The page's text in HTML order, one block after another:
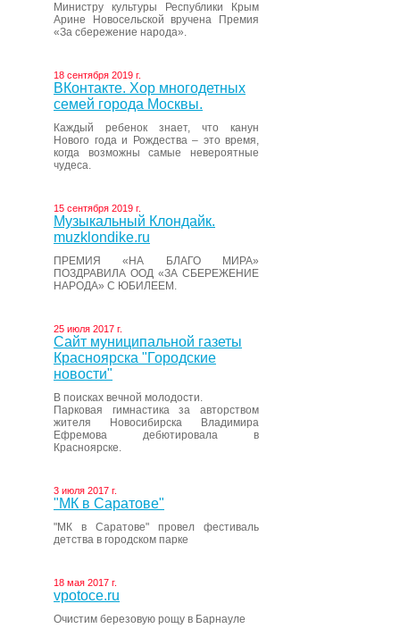
Министру культуры Республики Крым
Арине Новосельской вручена Премия
«За сбережение народа».
18 сентября 2019 г.
ВКонтакте. Хор многодетных
семей города Москвы.
Каждый ребенок знает, что канун
Нового года и Рождества – это время,
когда возможны самые невероятные
чудеса.
15 сентября 2019 г.
Музыкальный Клондайк.
muzklondike.ru
ПРЕМИЯ «НА БЛАГО МИРА»
ПОЗДРАВИЛА ООД «ЗА СБЕРЕЖЕНИЕ
НАРОДА» С ЮБИЛЕЕМ.
25 июля 2017 г.
Сайт муниципальной газеты
Красноярска "Городские
новости"
В поисках вечной молодости.
Парковая гимнастика за авторством
жителя Новосибирска Владимира
Ефремова дебютировала в
Красноярске.
3 июля 2017 г.
"МК в Саратове"
"МК в Саратове" провел фестиваль
детства в городском парке
18 мая 2017 г.
vpotoce.ru
Очистим березовую рощу в Барнауле